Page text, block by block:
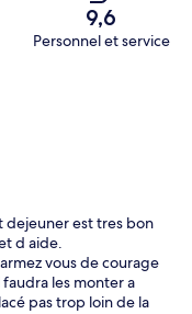
9,6
Personnel et service
dejeuner est tres bon
d aide.
vous de courage
les monter a
pas trop loin de la